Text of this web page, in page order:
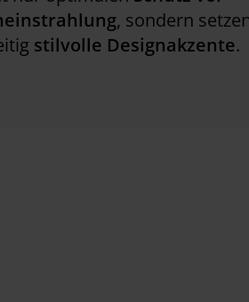
, sondern
stilvolle Designakzente.